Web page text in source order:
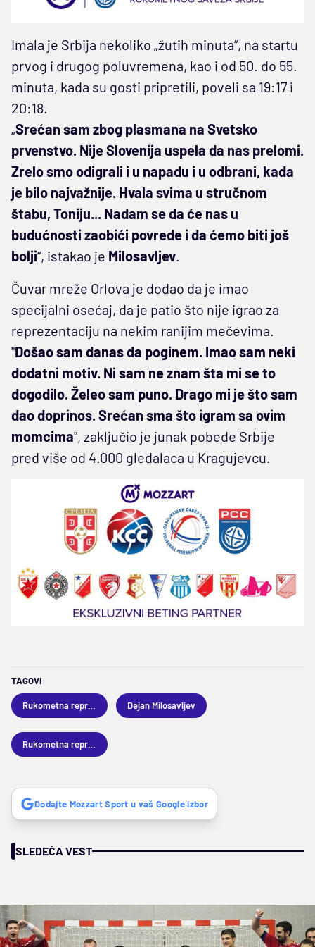
Imala je Srbija nekoliko „žutih minuta“, na startu
prvog i drugog poluvremena, kao i od 50. do 55.
minuta, kada su gosti pripretili, poveli sa 19:17 i
20:18.
„Srećan sam zbog plasmana na Svetsko
prvenstvo. Nije Slovenija uspela da nas prelomi.
Zrelo smo odigrali i u napadu i u odbrani, kada
je bilo najvažnije. Hvala svima u stručnom
štabu, Toniju... Nadam se da će nas u
budućnosti zaobići povrede i da ćemo biti još
bolji“, istakao je Milosavljev.
Čuvar mreže Orlova je dodao da je imao
specijalni osećaj, da je patio što nije igrao za
reprezentaciju na nekim ranijim mečevima.
"Došao sam danas da poginem. Imao sam neki
dodatni motiv. Ni sam ne znam šta mi se to
dogodilo. Želeo sam puno. Drago mi je što sam
dao doprinos. Srećan sma što igram sa ovim
momcima", zaključio je junak pobede Srbije
pred više od 4.000 gledalaca u Kragujevcu.
TAGOVI
Rukometna reprezentacija Srbije Dejan Milosavljev
Rukometna reprezentacija Slovenije
Dodajte Mozzart Sport u vaš Google izbor
SLEDEĆA VEST